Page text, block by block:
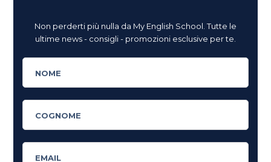
Non perderti più nulla da My English School. Tutte le
ultime news - consigli - promozioni esclusive per te.